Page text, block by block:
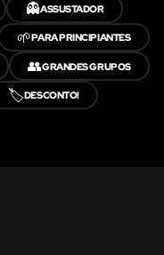
👻ASSUSTADOR
🌱PARA PRINCIPIANTES
👥GRANDES GRUPOS
🏷️DESCONTO!